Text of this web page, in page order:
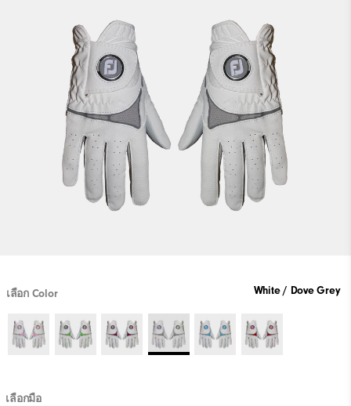
เลือก Color White / Dove Grey
เลือกมือ